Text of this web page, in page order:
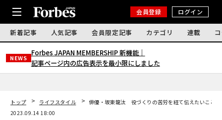
会員登録 ログイン
新着記事 人気記事 会員限定記事 カテゴリ 連載
NEWS
Forbes JAPAN MEMBERSHIP 新機能｜
記事ページ内の広告表示を最小限にしました
トップ ライフスタイル
俳優・坂東龍汰 役づくりの苦労を経て伝えたいこと
2023.09.14 18:00